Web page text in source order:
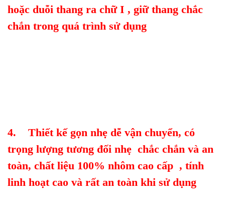
hoặc duỗi thang ra chữ I , giữ thang chắc
chắn trong quá trình sử dụng
4. Thiết kế gọn nhẹ dễ vận chuyển, có
trọng lượng tương đối nhẹ chắc chắn và an
toàn, chất liệu 100% nhôm cao cấp , tính
linh hoạt cao và rất an toàn khi sử dụng